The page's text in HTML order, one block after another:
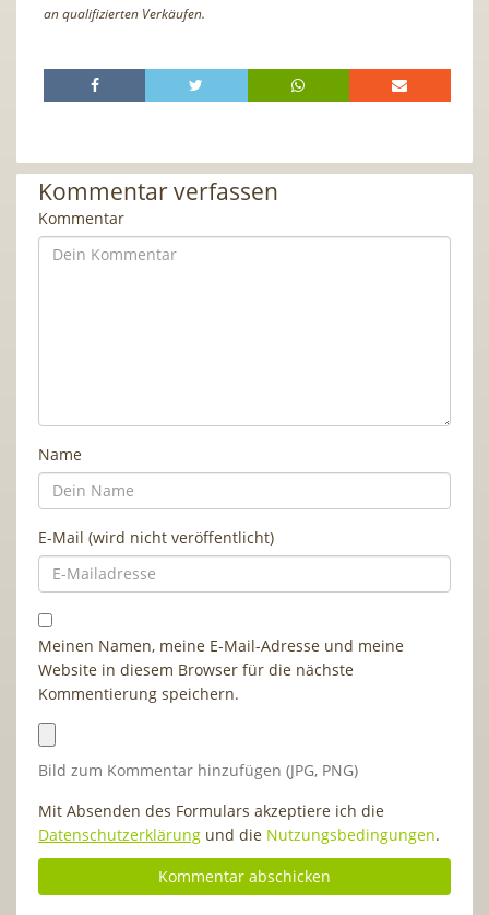
an qualifizierten Verkäufen.
Kommentar verfassen
Kommentar
Name
E-Mail (wird nicht veröffentlicht)
Meinen Namen, meine E-Mail-Adresse und meine
Website in diesem Browser für die nächste
Kommentierung speichern.
Bild zum Kommentar hinzufügen (JPG, PNG)
Mit Absenden des Formulars akzeptiere ich die
Datenschutzerklärung und die Nutzungsbedingungen.